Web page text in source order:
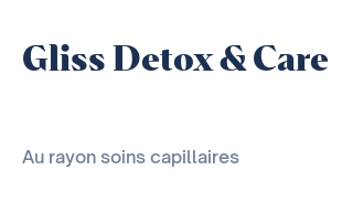
Gliss Detox & Care
Au rayon soins capillaires